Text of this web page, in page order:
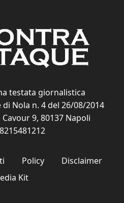
testata giornalistica
Nola n. 4 del 26/08/2014
9, 80137 Napoli
Policy
Disclaimer
Kit